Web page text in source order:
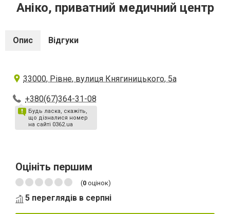
Аніко, приватний медичний центр
Опис Відгуки
33000, Рівне, вулиця Княгиницького, 5а
+380(67)364-31-08
Будь ласка, скажіть,
що дізналися номер
на сайті 0362.ua
Оцініть першим
(0 оцінок)
5 переглядів в серпні